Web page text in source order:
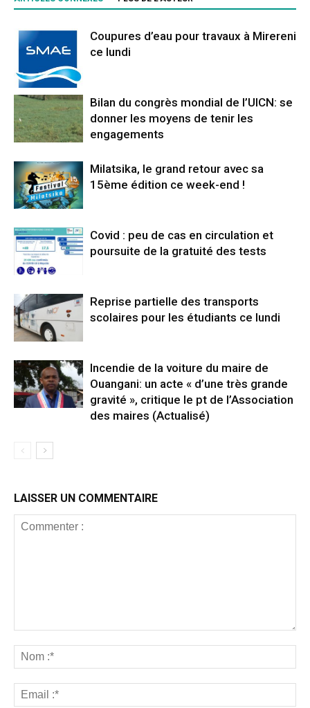
Coupures d’eau pour travaux à Mirereni
ce lundi
Bilan du congrès mondial de l’UICN: se
donner les moyens de tenir les
engagements
Milatsika, le grand retour avec sa
15ème édition ce week-end !
Covid : peu de cas en circulation et
poursuite de la gratuité des tests
Reprise partielle des transports
scolaires pour les étudiants ce lundi
Incendie de la voiture du maire de
Ouangani: un acte « d’une très grande
gravité », critique le pt de l’Association
des maires (Actualisé)
LAISSER UN COMMENTAIRE